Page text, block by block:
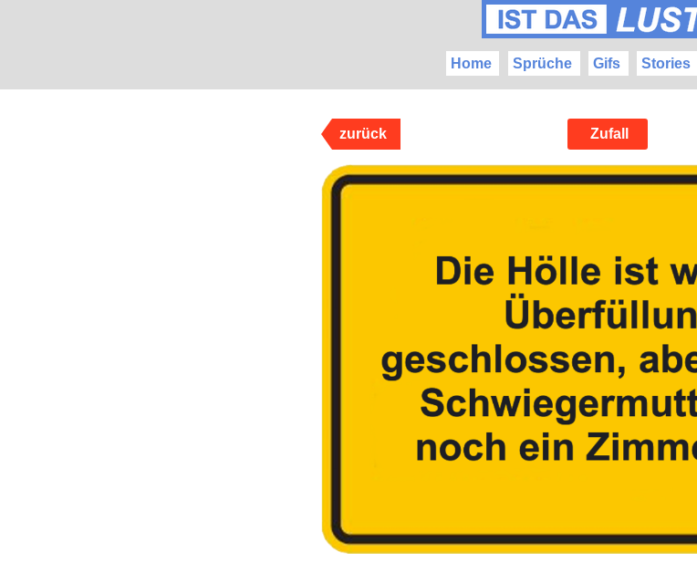
Home Sprüche Gifs Stories
zurück Zufall